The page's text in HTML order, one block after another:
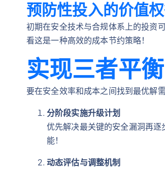
预防性投入的价值
初期在安全技术与合规体系上的投资
看这是一种高效的成本节约策略！
实现三者平
要在安全效率和成本之间找到最优解
分阶段实施升级计划
优先解决最关键的安全漏洞再
能！
动态评估与调整机制